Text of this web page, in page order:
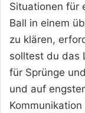
Situationen für
Ball in einem
zu klären,
solltest du das
für Sprünge
und auf